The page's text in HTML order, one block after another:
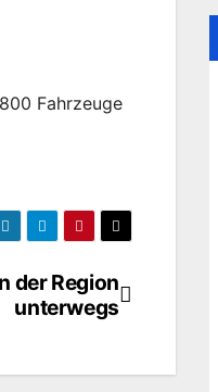
Fahrzeuge
der Region
unterwegs